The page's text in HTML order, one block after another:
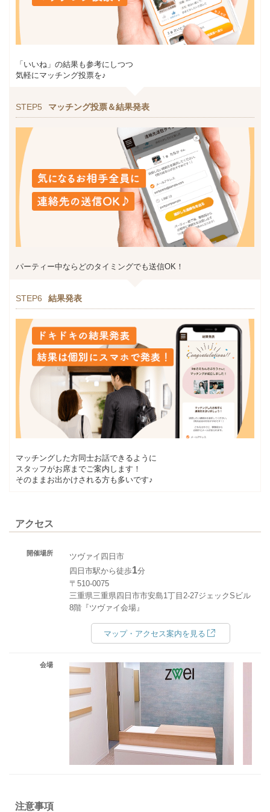
「いいね」の結果も参考にしつつ
気軽にマッチング投票を♪
STEP5 マッチング投票＆結果発表
パーティー中ならどのタイミングでも送信OK！
STEP6 結果発表
マッチングした方同士お話できるように
スタッフがお席までご案内します！
そのままお出かけされる方も多いです♪
アクセス
開催場所
ツヴァイ四日市
四日市駅から徒歩1分
〒510-0075
三重県三重県四日市市安島1丁目2-27ジェックSビル
8階『ツヴァイ会場』
マップ・アクセス案内を見る
会場
注意事項